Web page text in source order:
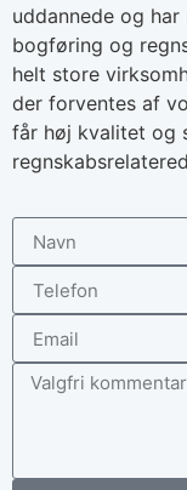
uddannede og
bogføring og
helt store
der forventes af
får høj kvalitet